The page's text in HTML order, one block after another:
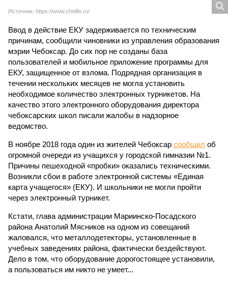
Источник: https://www.chelife.ru/
Ввод в действие ЕКУ задерживается по техническим
причинам, сообщили чиновники из управления образования
мэрии Чебоксар. До сих пор не созданы база
пользователей и мобильное приложение программы для
ЕКУ, защищенное от взлома. Подрядная организация в
течении нескольких месяцев не могла установить
необходимое количество электронных турникетов. На
качество этого электронного оборудования директора
чебоксарских школ писали жалобы в надзорное
ведомство.
В ноябре 2018 года один из жителей Чебоксар сообщил об
огромной очереди из учащихся у городской гимназии №1.
Причины пешеходной «пробки» оказались техническими.
Возникли сбои в работе электронной системы «Единая
карта учащегося» (ЕКУ). И школьники не могли пройти
через электронный турникет.
Кстати, глава администрации Мариинско-Посадского
района Анатолий Мясников на одном из совещаний
жаловался, что металлодетекторы, установленные в
учебных заведениях района, фактически бездействуют.
Дело в том, что оборудование дорогостоящее установили,
а пользоваться им никто не умеет...